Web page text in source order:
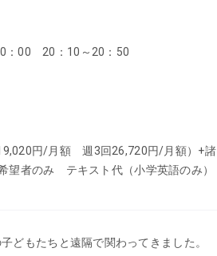
：00 20：10～20：50
円/月額 週3回26,720円/月額）+諸
者のみ テキスト代（小学英語のみ）
どもたちと遠隔で関わってきました。